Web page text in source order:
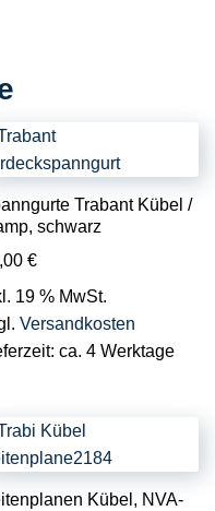
Trabant Kübel /
schwarz
€
19 % MwSt.
Versandkosten
ca. 4 Werktage
Kübel, NVA-